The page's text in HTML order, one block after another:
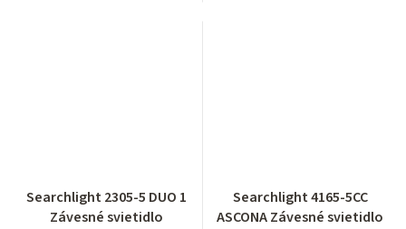
Searchlight 2305-5 DUO 1
Závesné svietidlo
Searchlight 4165-5CC
ASCONA Závesné svietidlo